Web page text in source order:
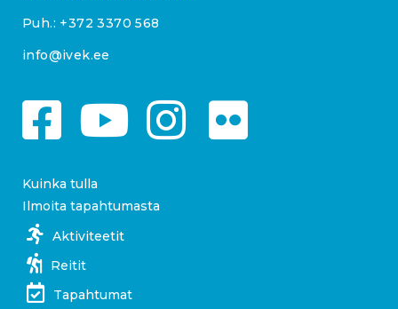
Puh.: +372 3370 568
info@ivek.ee
Kuinka tulla
Ilmoita tapahtumasta
Aktiviteetit
Reitit
Tapahtumat